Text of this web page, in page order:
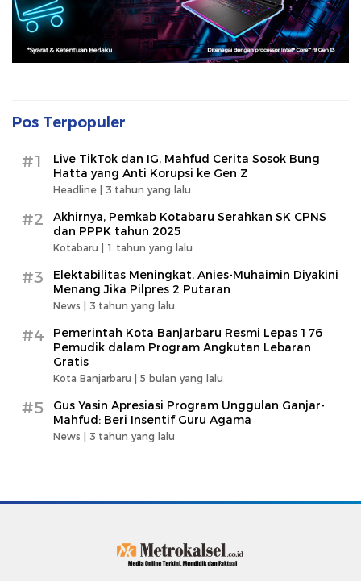
Pos Terpopuler
#1
Live TikTok dan IG, Mahfud Cerita Sosok Bung
Hatta yang Anti Korupsi ke Gen Z
Headline | 3 tahun yang lalu
#2
Akhirnya, Pemkab Kotabaru Serahkan SK CPNS
dan PPPK tahun 2025
Kotabaru | 1 tahun yang lalu
#3
Elektabilitas Meningkat, Anies-Muhaimin Diyakini
Menang Jika Pilpres 2 Putaran
News | 3 tahun yang lalu
#4
Pemerintah Kota Banjarbaru Resmi Lepas 176
Pemudik dalam Program Angkutan Lebaran
Gratis
Kota Banjarbaru | 5 bulan yang lalu
#5
Gus Yasin Apresiasi Program Unggulan Ganjar-
Mahfud: Beri Insentif Guru Agama
News | 3 tahun yang lalu